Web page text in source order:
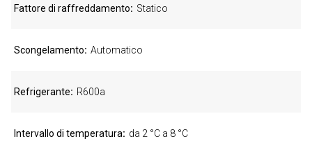
Fattore di raffreddamento Statico
Scongelamento Automatico
Refrigerante R600a
Intervallo di temperatura da 2 °C a 8 °C